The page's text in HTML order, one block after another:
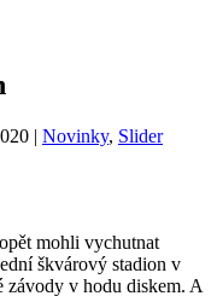
| Novinky, Slider
mohli vychutnat
škvárový stadion v
závody v hodu diskem. A